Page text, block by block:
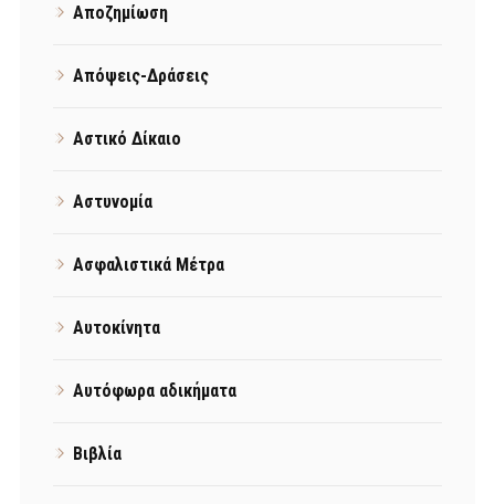
Αποζημίωση
Απόψεις-Δράσεις
Αστικό Δίκαιο
Αστυνομία
Ασφαλιστικά Μέτρα
Αυτοκίνητα
Αυτόφωρα αδικήματα
Βιβλία